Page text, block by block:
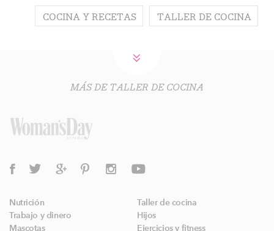
COCINA Y RECETAS TALLER DE COCINA
MÁS DE TALLER DE COCINA
Nutrición
Taller de cocina
Trabajo y dinero
Hijos
Mascotas
Ejercicios y fitness